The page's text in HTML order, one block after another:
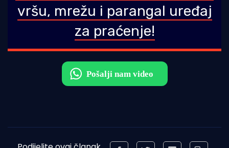
vršu, mrežu i parangal uređaj
za praćenje!